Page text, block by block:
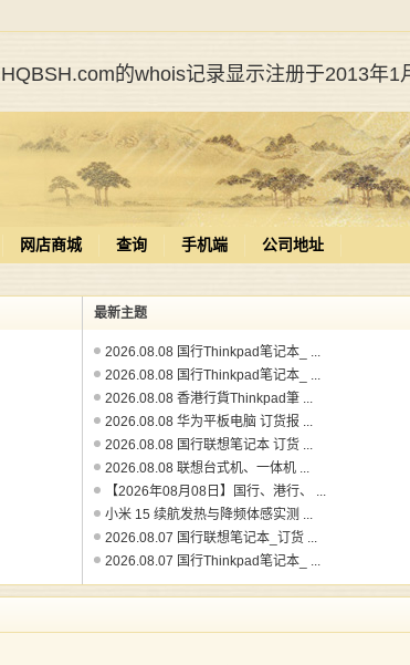
HQBSH.com的whois记录显示注册于2013年1
网店商城 查询 手机端 公司地址
最新主题
2026.08.08 国行Thinkpad笔记本_ ...
2026.08.08 国行Thinkpad笔记本_ ...
2026.08.08 香港行貨Thinkpad筆 ...
2026.08.08 华为平板电脑 订货报 ...
2026.08.08 国行联想笔记本 订货 ...
2026.08.08 联想台式机、一体机 ...
【2026年08月08日】国行、港行、 ...
小米 15 续航发热与降频体感实测 ...
2026.08.07 国行联想笔记本_订货 ...
2026.08.07 国行Thinkpad笔记本_ ...